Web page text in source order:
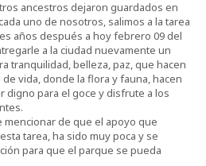
ancestros dejaron guardados en
uno de nosotros, salimos a la tarea
años después a hoy febrero 09 del
a la ciudad nuevamente un
tranquilidad, belleza, paz, que hacen
vida, donde la flora y fauna, hacen
digno para el goce y disfrute a los
mencionar de que el apoyo que
tarea, ha sido muy poca y se
para que el parque se pueda